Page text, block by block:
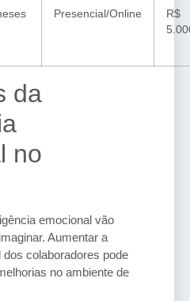
Presencial/Online
R$
da
no
emocional vão
Aumentar a
colaboradores pode
no ambiente de